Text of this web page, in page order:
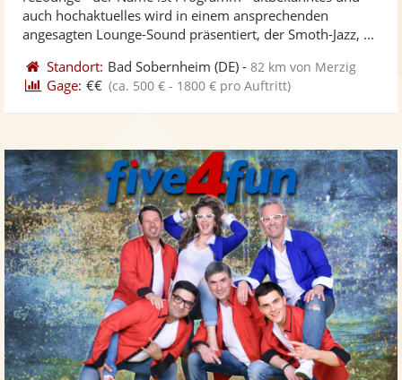
5
Sternen
auch hochaktuelles wird in einem ansprechenden
angesagten Lounge-Sound präsentiert, der Smoth-Jazz, ...
Standort: Bad Sobernheim (DE) -82 km von Merzig
Gage: €€ (ca. 500 € - 1800 € pro Auftritt)